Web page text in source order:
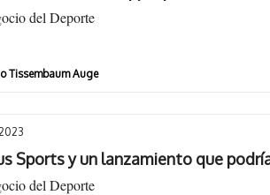
del Deporte
Tissembaum Auge
Sports y un lanzamiento que
del Deporte